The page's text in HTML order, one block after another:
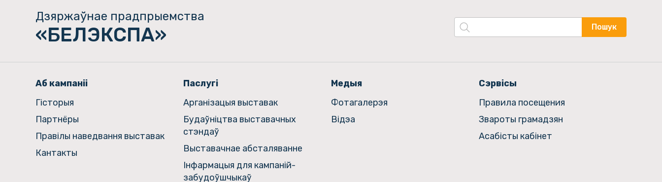
Дзяржаўнае прадпрыемства
«БЕЛЭКСПА» Пошук
Аб кампаніі
Гiсторыя
Партнёры
Правілы наведвання выставак
Кантакты
Паслугі
Арганізацыя выставак
Будаўніцтва выставачных
стэндаў
Выставачнае абсталяванне
Інфармацыя для кампаній-
забудоўшчыкаў
Медыя
Фотагалерэя
Відэа
Сэрвісы
Правила посещения
Звароты грамадзян
Асабісты кабінет